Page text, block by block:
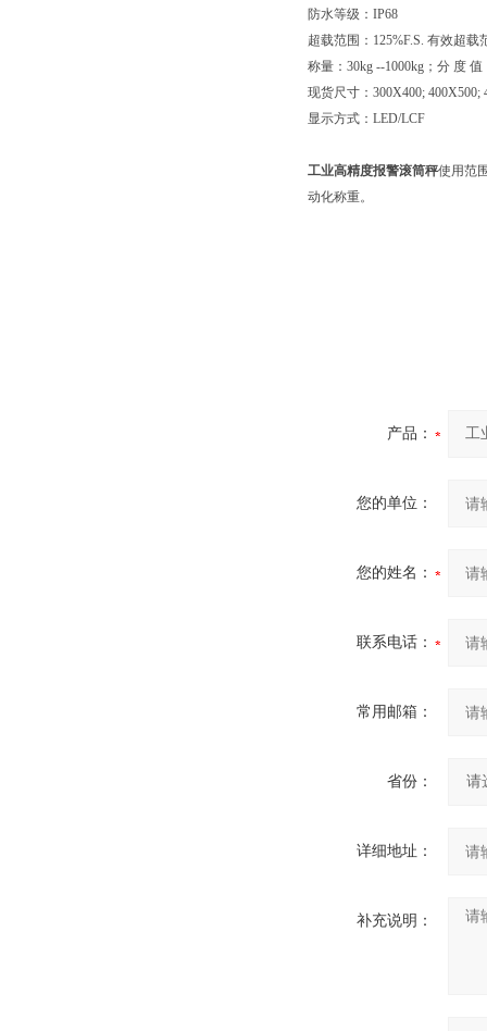
防水等级： IP68
超载范围： 125%F.S. 有效超载
称量： 30kg --1000kg；分 度
现货尺寸： 300X400; 400X500;
显示方式： LED/LCF
工业高精度报警滚筒秤使用范
动化称重。
产品：
您的单位：
您的姓名：
联系电话：
常用邮箱：
省份：
详细地址：
补充说明：